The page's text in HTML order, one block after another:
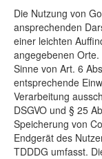
Die Nutzung von
ansprechenden
einer leichten
angegebenen
Sinne von Art. 6
entsprechende
Verarbeitung
DSGVO und § 25
Speicherung von
Endgerät des
TDDDG umfasst.